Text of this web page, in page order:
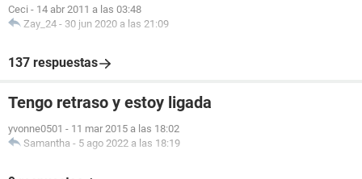
Ceci - 14 abr 2011 a las 03:48
Zay_24 - 30 jun 2020 a las 21:09
137 respuestas
Tengo retraso y estoy ligada
yvonne0501 - 11 mar 2015 a las 18:02
Samantha - 5 ago 2022 a las 18:19